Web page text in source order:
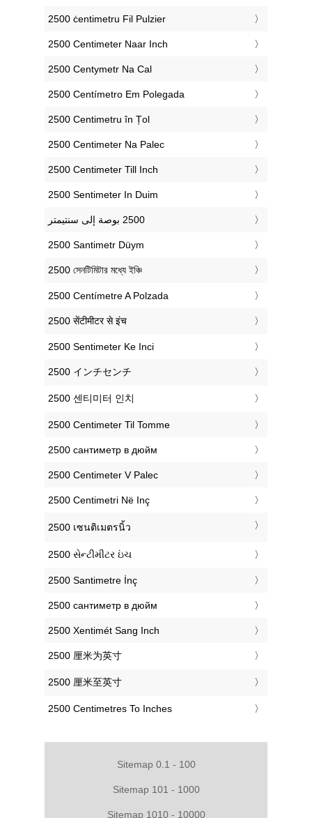
‎2500 ċentimetru Fil Pulzier
‎2500 Centimeter Naar Inch
‎2500 Centymetr Na Cal
‎2500 Centímetro Em Polegada
‎2500 Centimetru în Țol
‎2500 Centimeter Na Palec
‎2500 Centimeter Till Inch
‎2500 Sentimeter In Duim
‎2500 Santimetr Düym
‎2500 সেনটিমিটার মধ্যে ইঞ্চি
‎2500 Centímetre A Polzada
‎2500 सेंटीमीटर से इंच
‎2500 Sentimeter Ke Inci
‎2500 インチセンチ
‎2500 센티미터 인치
‎2500 Centimeter Til Tomme
‎2500 сантиметр в дюйм
‎2500 Centimeter V Palec
‎2500 Centimetri Në Inç
‎2500 เซนติเมตรนิ้ว
‎2500 સેન્ટીમીટર ઇંચ
‎2500 Santimetre İnç
‎2500 сантиметр в дюйм
‎2500 Xentimét Sang Inch
‎2500 厘米为英寸
‎2500 厘米至英寸
‎2500 Centimetres To Inches
Sitemap 0.1 - 100
Sitemap 101 - 1000
Sitemap 1010 - 10000